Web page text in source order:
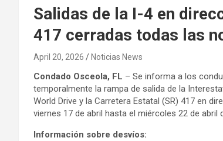
Salidas de la I-4 en
417 cerradas todas las
April 20, 2026 Noticias News
Condado Osceola, FL – Se informa a los
temporalmente la rampa de salida de la
World Drive y la Carretera Estatal (SR) 417 en
viernes 17 de abril hasta el miércoles 22 de abril
Información sobre desvíos: